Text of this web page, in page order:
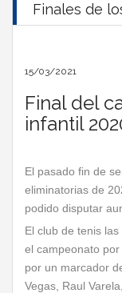
Finales de
15/03/2021
Final del
infantil
El pasado fin de
eliminatorias de
podido disputar
El club de tenis
el campeonato
por un marcador
Vegas, Raul